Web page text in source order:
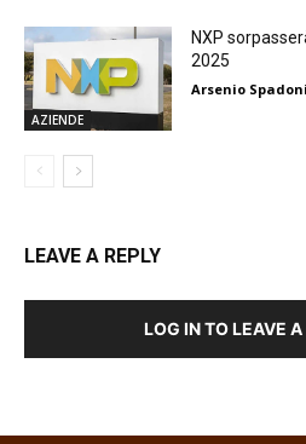
AZIENDE
NXP
2025
Arsenio Spadoni
LEAVE A REPLY
LOG IN TO LEAVE